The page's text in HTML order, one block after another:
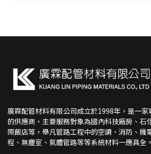
廣霖配管材料有限公司成立於1998年，是一
的供應商，主要服務對象為國內科技廠房、石
際飯店等，舉凡管路工程中的空調、消防、機
程、無塵室、氣體管路等等系統材料一應具全。